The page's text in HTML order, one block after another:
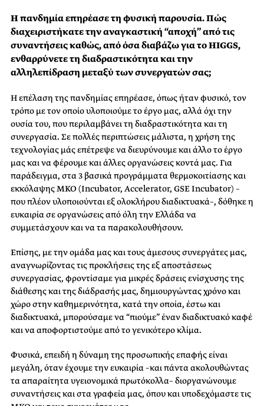
Η πανδημία επηρέασε τη φυσική παρουσία. Πώς
διαχειριστήκατε την αναγκαστική “αποχή” από τις
συναντήσεις καθώς, από όσα διαβάζω για το HIGGS,
ενθαρρύνετε τη διαδραστικότητα και την
αλληλεπίδραση μεταξύ των συνεργατών σας;
Η επέλαση της πανδημίας επηρέασε, όπως ήταν φυσικό, τον
τρόπο με τον οποίο υλοποιούμε το έργο μας, αλλά όχι την
ουσία του, που περιλαμβάνει τη διαδραστικότητα και τη
συνεργασία. Σε πολλές περιπτώσεις μάλιστα, η χρήση της
τεχνολογίας μάς επέτρεψε να διευρύνουμε και άλλο το έργο
μας και να φέρουμε και άλλες οργανώσεις κοντά μας. Για
παράδειγμα, στα 3 βασικά προγράμματα θερμοκοιτίασης και
εκκόλαψης ΜΚΟ (Incubator, Accelerator, GSE Incubator) –
που πλέον υλοποιούνται εξ ολοκλήρου διαδικτυακά–, δόθηκε η
ευκαιρία σε οργανώσεις από όλη την Ελλάδα να
συμμετάσχουν και να τα παρακολουθήσουν.
Επίσης, με την ομάδα μας και τους άμεσους συνεργάτες μας,
αναγνωρίζοντας τις προκλήσεις της εξ αποστάσεως
συνεργασίας, φροντίσαμε για μικρές δράσεις ενίσχυσης της
διάθεσης και της διάδρασής μας, δημιουργώντας χρόνο και
χώρο στην καθημερινότητα, κατά την οποία, έστω και
διαδικτυακά, μπορούσαμε να “πιούμε” έναν διαδικτυακό καφέ
και να αποφορτιστούμε από το γενικότερο κλίμα.
Φυσικά, επειδή η δύναμη της προσωπικής επαφής είναι
μεγάλη, όταν έχουμε την ευκαιρία –και πάντα ακολουθώντας
τα απαραίτητα υγειονομικά πρωτόκολλα– διοργανώνουμε
συναντήσεις και στα γραφεία μας, όπου και υποδεχόμαστε τις